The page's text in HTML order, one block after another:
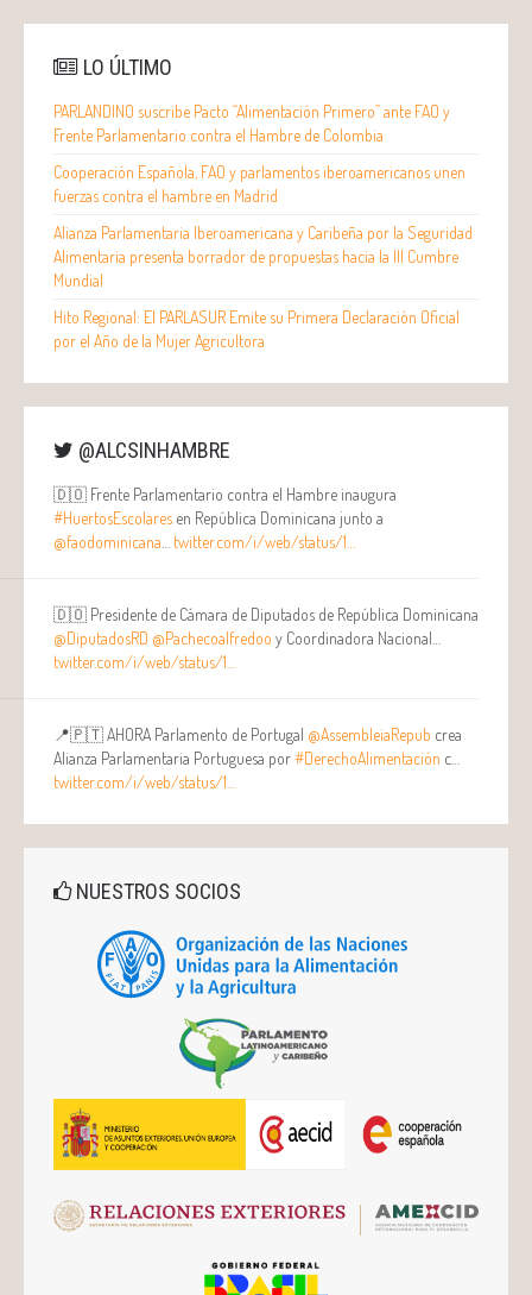
LO ÚLTIMO
PARLANDINO suscribe Pacto “Alimentación Primero” ante FAO y
Frente Parlamentario contra el Hambre de Colombia
Cooperación Española, FAO y parlamentos iberoamericanos unen
fuerzas contra el hambre en Madrid
Alianza Parlamentaria Iberoamericana y Caribeña por la Seguridad
Alimentaria presenta borrador de propuestas hacia la III Cumbre
Mundial
Hito Regional: El PARLASUR Emite su Primera Declaración Oficial
por el Año de la Mujer Agricultora
@ALCSINHAMBRE
🇩🇴 Frente Parlamentario contra el Hambre inaugura
#HuertosEscolares en República Dominicana junto a
@faodominicana
twitter.com/i/web/status/1…
🇩🇴 Presidente de Cámara de Diputados de República Dominicana
@DiputadosRD @Pachecoalfredoo y Coordinadora Nacional…
twitter.com/i/web/status/1…
📍🇵🇹 AHORA Parlamento de Portugal @AssembleiaRepub crea
Alianza Parlamentaria Portuguesa por#DerechoAlimentación c…
twitter.com/i/web/status/1…
NUESTROS SOCIOS